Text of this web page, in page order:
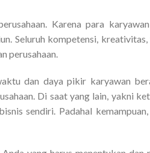
Karena para
Seluruh kompetensi,
perusahaan.
dan daya pikir karyawan
Di saat yang lain, yakni
sendiri. Padahal